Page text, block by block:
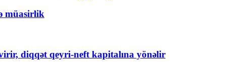
müasirlik
diqqət qeyri-neft kapitalına yönəlir